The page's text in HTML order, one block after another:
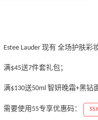
Estee Lauder 现有 全场护肤彩
满$45送7件套礼包；
满$130送50ml 智妍晚霜+黑钻
需要使用55专享优惠码：